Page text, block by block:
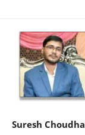
Suresh